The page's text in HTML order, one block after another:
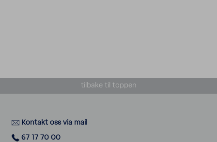
tilbake til toppen
Kontakt oss via mail
67 17 70 00